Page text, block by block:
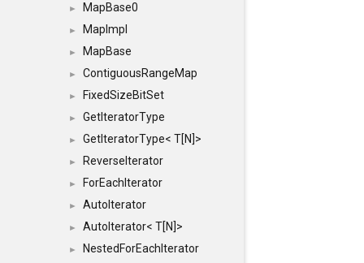
► MapBase0
► MapImpl
► MapBase
► ContiguousRangeMap
► FixedSizeBitSet
► GetIteratorType
► GetIteratorType< T[N]>
► ReverseIterator
► ForEachIterator
► AutoIterator
► AutoIterator< T[N]>
► NestedForEachIterator